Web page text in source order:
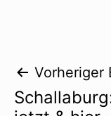
Vorheriger